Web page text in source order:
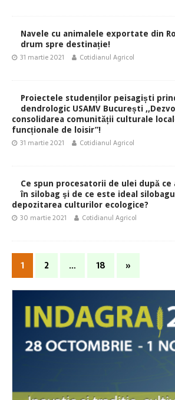
Navele cu animalele exportate din
drum spre destinație!
31 martie 2021 Cotidianul Agricol
Proiectele studenților peisagiști
dendrologic USAMV București
consolidarea comunității culturale
funcționale de loisir”!
31 martie 2021 Cotidianul Agricol
Ce spun procesatorii de ulei după
în silobag şi de ce este ideal
depozitarea culturilor ecologice?
30 martie 2021 Cotidianul Agricol
1 2 … 18 »